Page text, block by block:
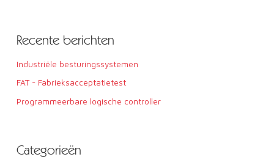
Recente berichten
Industriële besturingssystemen
FAT - Fabrieksacceptatietest
Programmeerbare logische controller
Categorieën